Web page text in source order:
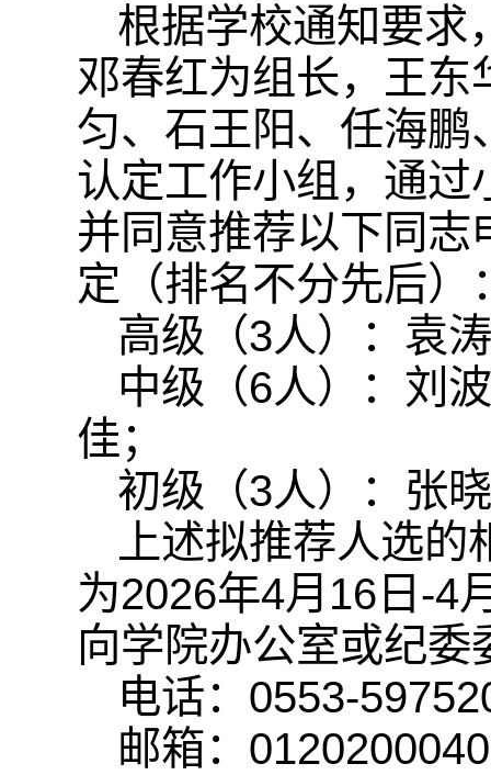
根据学校通知要求
邓春红为组长，王
匀、石王阳、任海鹏
认定工作小组，通过
并同意推荐以下同志
定（排名不分先后）
高级（3人）：袁
中级（6人）：刘
佳；
初级（3人）：张
上述拟推荐人选
为2026年4月16日-4
向学院办公室或纪委
电话：0553-
邮箱：